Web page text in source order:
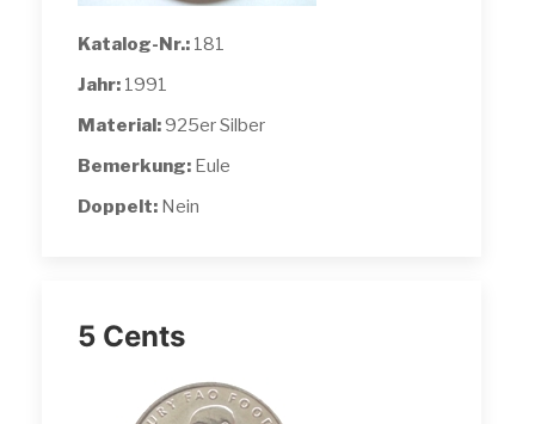
Katalog-Nr.: 181
Jahr: 1991
Material:925er Silber
Bemerkung: Eule
Doppelt: Nein
5 Cents